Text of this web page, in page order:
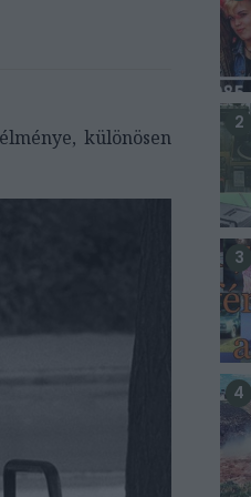
különösen